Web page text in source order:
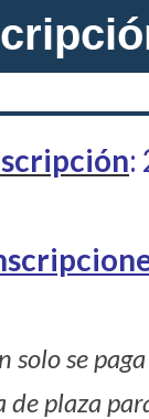
:
solo se
de plaza